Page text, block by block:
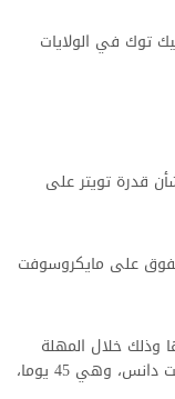
توك في الولايات
قدرة تويتر على
على مايكروسوفت
وذلك خلال المهلة
التي منحها الرئيس الأمريكي دونالد ترامب لبايت دانس، وهي 45 يوما،